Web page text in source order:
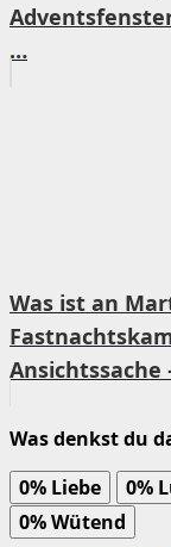
…
Was ist an
Ansichtssache
Was denkst du
0% Liebe 0%
0%Wütend